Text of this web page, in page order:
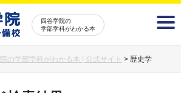
四谷学院の
学部学科がわかる本
の学部学科がわかる本 | 公式サイト > 歴史学